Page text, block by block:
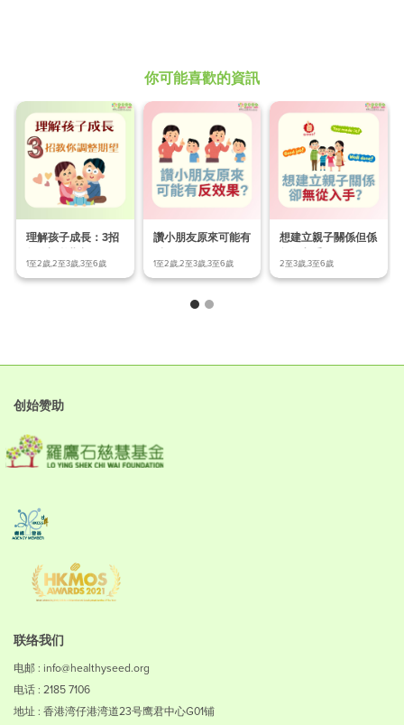
你可能喜歡的資訊
理解孩子成長：3招
教你調整期望!
1至2歲,2至3歲,3至6歲
讚小朋友原來可能有
反效果？
1至2歲,2至3歲,3至6歲
想建立親子關係但係
無從入手？
2至3歲,3至6歲
创始赞助
联络我们
电邮 : info@healthyseed.org
电话 : 2185 7106
地址 : 香港湾仔港湾道23号鹰君中心G01铺